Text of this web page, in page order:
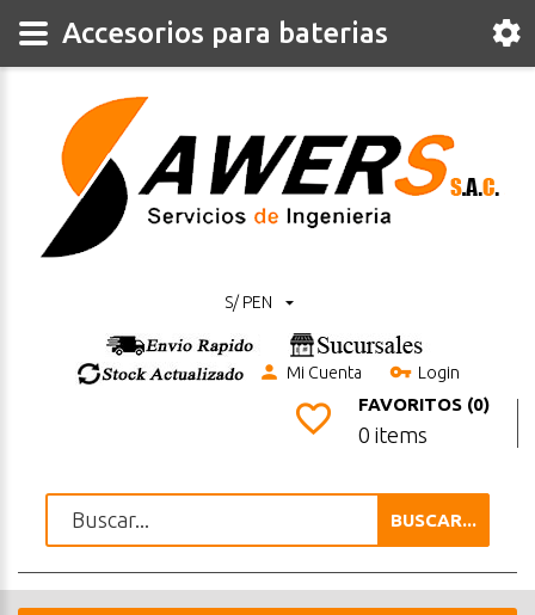
S/ PEN
Mi Cuenta Login
FAVORITOS (0)
0 items
BUSCAR...
Accesorios para baterias